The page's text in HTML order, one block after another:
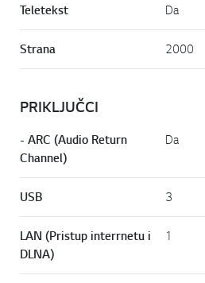
Teletekst Da
Strana 2000
PRIKLJUČCI
- ARC (Audio Return
Channel)
Da
USB 3
LAN (Pristup interrnetu i
DLNA)
1